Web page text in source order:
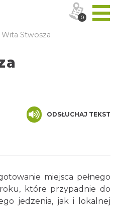
Wita Stwosza
ODSŁUCHAJ TEKST
miejsca pełnego
które przypadnie do
jedzenia, jak i lokalnej
0